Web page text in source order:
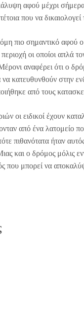
αφού μέχρι
που να
πιο σημαντικό αφού
οι οποίοι απλά
αναφέρει ότι ο
να κατευθυνθούν
από τους
οι ειδικοί έχουν
από ένα
πιθανότατα ήταν
και ο δρόμος μόλις
που μπορεί να